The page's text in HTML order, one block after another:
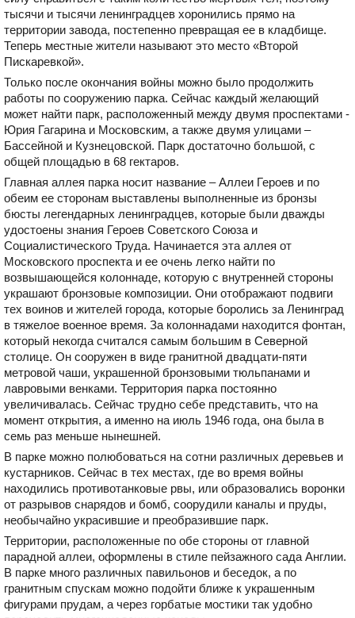
тысячи и тысячи ленинградцев хоронились прямо на
территории завода, постепенно превращая ее в кладбище.
Теперь местные жители называют это место «Второй
Пискаревкой».
Только после окончания войны можно было продолжить
работы по сооружению парка. Сейчас каждый желающий
может найти парк, расположенный между двумя проспектами -
Юрия Гагарина и Московским, а также двумя улицами –
Бассейной и Кузнецовской. Парк достаточно большой, с
общей площадью в 68 гектаров.
Главная аллея парка носит название – Аллеи Героев и по
обеим ее сторонам выставлены выполненные из бронзы
бюсты легендарных ленинградцев, которые были дважды
удостоены знания Героев Советского Союза и
Социалистического Труда. Начинается эта аллея от
Московского проспекта и ее очень легко найти по
возвышающейся колоннаде, которую с внутренней стороны
украшают бронзовые композиции. Они отображают подвиги
тех воинов и жителей города, которые боролись за Ленинград
в тяжелое военное время. За колоннадами находится фонтан,
который некогда считался самым большим в Северной
столице. Он сооружен в виде гранитной двадцати-пяти
метровой чаши, украшенной бронзовыми тюльпанами и
лавровыми венками. Территория парка постоянно
увеличивалась. Сейчас трудно себе представить, что на
момент открытия, а именно на июль 1946 года, она была в
семь раз меньше нынешней.
В парке можно полюбоваться на сотни различных деревьев и
кустарников. Сейчас в тех местах, где во время войны
находились противотанковые рвы, или образовались воронки
от разрывов снарядов и бомб, соорудили каналы и пруды,
необычайно украсившие и преобразившие парк.
Территории, расположенные по обе стороны от главной
парадной аллеи, оформлены в стиле пейзажного сада Англии.
В парке много различных павильонов и беседок, а по
гранитным спускам можно подойти ближе к украшенным
фигурами прудам, а через горбатые мостики так удобно